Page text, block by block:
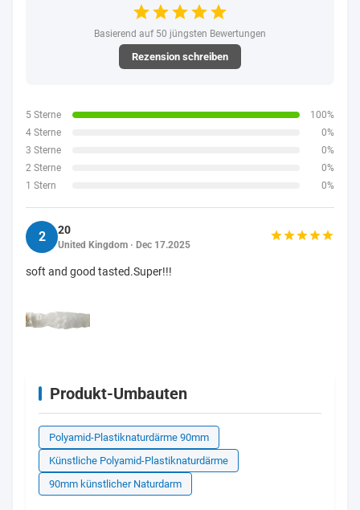
Basierend auf 50 jüngsten Bewertungen
Rezension schreiben
5 Sterne
100%
4 Sterne
0%
3 Sterne
0%
2 Sterne
0%
1 Stern
0%
2 20
United Kingdom · Dec 17.2025
soft and good tasted.Super!!!
Produkt-Umbauten
Polyamid-Plastiknaturdärme 90mm
Künstliche Polyamid-Plastiknaturdärme
90mm künstlicher Naturdarm